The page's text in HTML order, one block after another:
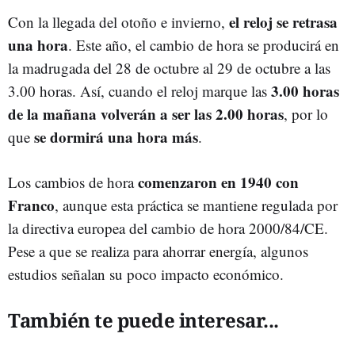
Con la llegada del otoño e invierno, el reloj se retrasa
una hora. Este año, el cambio de hora se producirá en
la madrugada del 28 de octubre al 29 de octubre a las
3.00 horas. Así, cuando el reloj marque las 3.00 horas
de la mañana volverán a ser las 2.00 horas, por lo
que sedormirá una hora más.
Los cambios de horacomenzaron en 1940 con
Franco, aunque esta práctica se mantiene regulada por
la directiva europea del cambio de hora 2000/84/CE.
Pese a que se realiza para ahorrar energía, algunos
estudios señalan su poco impacto económico.
También te puede interesar...